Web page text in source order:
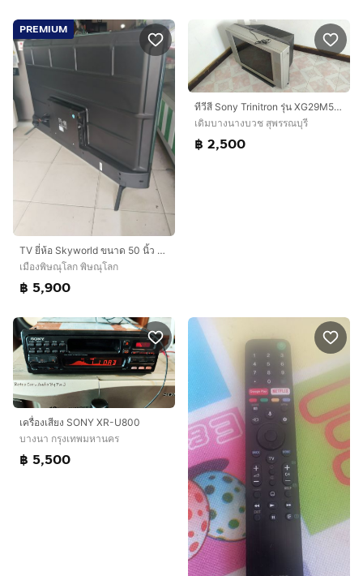
PREMIUM
TV ยี่ห้อ Skyworld ขนาด 50 นิ้ว ระบบ สมาท ทีวี
เมืองพิษณุโลก พิษณุโลก
฿ 5,900
ทีวีสี Sony Trinitron รุ่น XG29M50 ขนาด 29 นิ้ว (ไม่มีรีโมท) ไม่จัดส่ง
เดิมบางนางบวช สุพรรณบุรี
฿ 2,500
เครื่องเสียง SONY XR-U800
บางนา กรุงเทพมหานคร
฿ 5,500